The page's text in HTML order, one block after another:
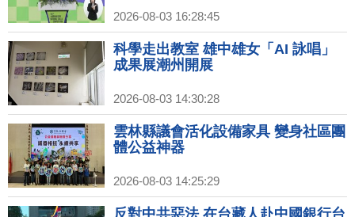
2026-08-03 16:28:45
科學走出教室 雄中雄女「AI 詠唱」
成果展潮州開展
2026-08-03 14:30:28
雲林縣議會活化設備家具 變身社區團
體公益神器
2026-08-03 14:25:29
反對中共惡法 在台藏人赴中國銀行台